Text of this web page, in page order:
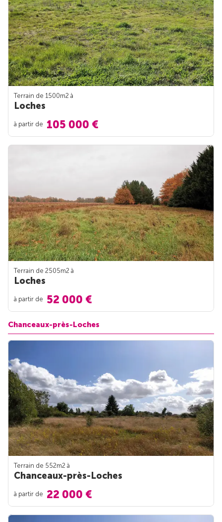
Terrain de 1500m2 à
Loches
à partir de 105 000 €
Terrain de 2505m2 à
Loches
à partir de 52 000 €
Chanceaux-près-Loches
Terrain de 552m2 à
Chanceaux-près-Loches
à partir de 22 000 €